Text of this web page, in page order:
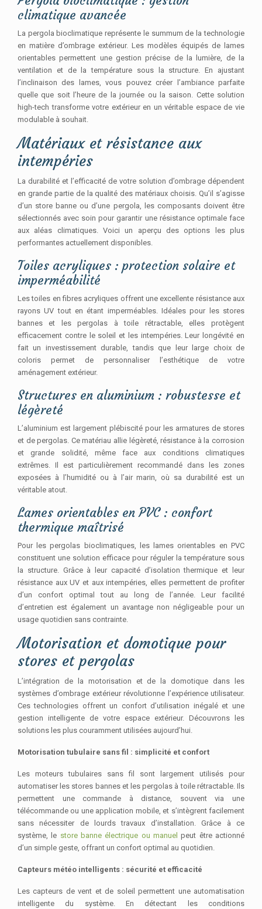
climatique avancée
La pergola bioclimatique représente le summum de la technologie
en matière d’ombrage extérieur. Les modèles équipés de lames
orientables permettent une gestion précise de la lumière, de la
ventilation et de la température sous la structure. En ajustant
l’inclinaison des lames, vous pouvez créer l’ambiance parfaite
quelle que soit l’heure de la journée ou la saison. Cette solution
high-tech transforme votre extérieur en un véritable espace de vie
modulable à souhait.
Matériaux et résistance aux
intempéries
La durabilité et l’efficacité de votre solution d’ombrage dépendent
en grande partie de la qualité des matériaux choisis. Qu’il s’agisse
d’un store banne ou d’une pergola, les composants doivent être
sélectionnés avec soin pour garantir une résistance optimale face
aux aléas climatiques. Voici un aperçu des options les plus
performantes actuellement disponibles.
Toiles acryliques : protection solaire et
imperméabilité
Les toiles en fibres acryliques offrent une excellente résistance aux
rayons UV tout en étant imperméables. Idéales pour les stores
bannes et les pergolas à toile rétractable, elles protègent
efficacement contre le soleil et les intempéries. Leur longévité en
fait un investissement durable, tandis que leur large choix de
coloris permet de personnaliser l’esthétique de votre
aménagement extérieur.
Structures en aluminium : robustesse et
légèreté
L’aluminium est largement plébiscité pour les armatures de stores
et de pergolas. Ce matériau allie légèreté, résistance à la corrosion
et grande solidité, même face aux conditions climatiques
extrêmes. Il est particulièrement recommandé dans les zones
exposées à l’humidité ou à l’air marin, où sa durabilité est un
véritable atout.
Lames orientables en PVC : confort
thermique maîtrisé
Pour les pergolas bioclimatiques, les lames orientables en PVC
constituent une solution efficace pour réguler la température sous
la structure. Grâce à leur capacité d’isolation thermique et leur
résistance aux UV et aux intempéries, elles permettent de profiter
d’un confort optimal tout au long de l’année. Leur facilité
d’entretien est également un avantage non négligeable pour un
usage quotidien sans contrainte.
Motorisation et domotique pour
stores et pergolas
L’intégration de la motorisation et de la domotique dans les
systèmes d’ombrage extérieur révolutionne l’expérience utilisateur.
Ces technologies offrent un confort d’utilisation inégalé et une
gestion intelligente de votre espace extérieur. Découvrons les
solutions les plus couramment utilisées aujourd’hui.
Motorisation tubulaire sans fil : simplicité et confort
Les moteurs tubulaires sans fil sont largement utilisés pour
automatiser les stores bannes et les pergolas à toile rétractable. Ils
permettent une commande à distance, souvent via une
télécommande ou une application mobile, et s’intègrent facilement
sans nécessiter de lourds travaux d’installation. Grâce à ce
système, le store banne électrique ou manuel peut être actionné
d’un simple geste, offrant un confort optimal au quotidien.
Capteurs météo intelligents : sécurité et efficacité
Les capteurs de vent et de soleil permettent une automatisation
intelligente du système. En détectant les conditions